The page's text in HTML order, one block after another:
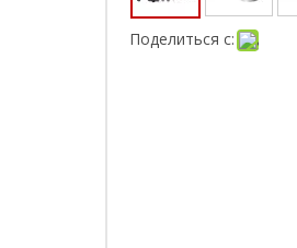
Поделиться с: